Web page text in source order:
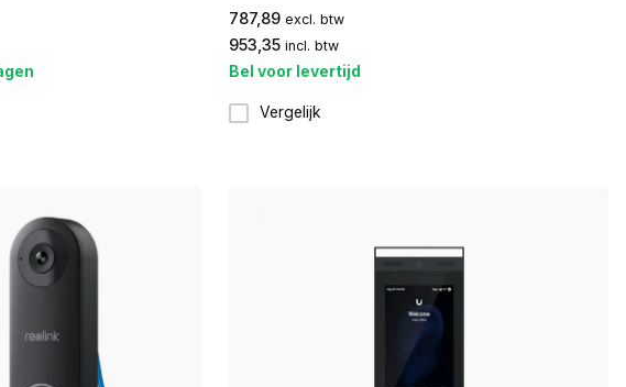
787,89 excl. btw
953,35 incl. btw
Bel voor levertijd
Vergelijk